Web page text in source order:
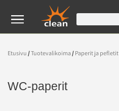
Etusivu /Tuotevalikoima/ Paperit ja pefletit
WC-paperit